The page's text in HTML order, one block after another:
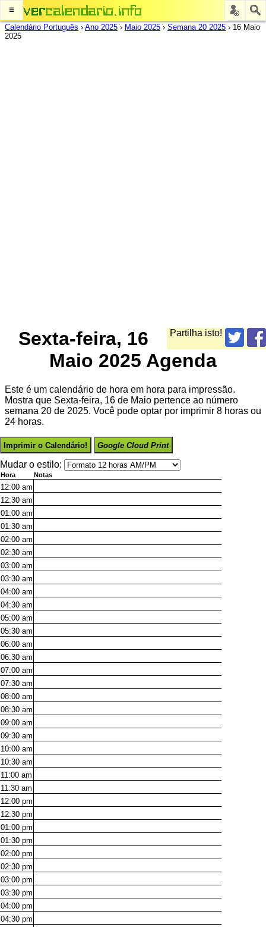
≡
Calendário Português › Ano 2025 › Maio 2025 › Semana 20 2025 › 16 Maio
2025
Partilha isto!
Sexta-feira, 16
Maio 2025 Agenda
Este é um calendário de hora em hora para impressão.
Mostra que Sexta-feira, 16 de Maio pertence ao número
semana 20 de 2025. Você pode optar por imprimir 8 horas ou
24 horas.
Imprimir o Calendário! Google Cloud Print
Mudar o estilo:
Hora Notas
12:00 am
12:30 am
01:00 am
01:30 am
02:00 am
02:30 am
03:00 am
03:30 am
04:00 am
04:30 am
05:00 am
05:30 am
06:00 am
06:30 am
07:00 am
07:30 am
08:00 am
08:30 am
09:00 am
09:30 am
10:00 am
10:30 am
11:00 am
11:30 am
12:00 pm
12:30 pm
01:00 pm
01:30 pm
02:00 pm
02:30 pm
03:00 pm
03:30 pm
04:00 pm
04:30 pm